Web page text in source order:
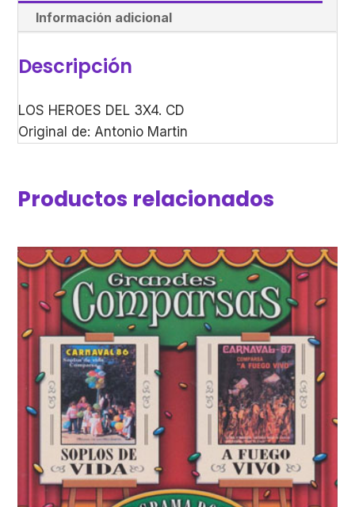
Información adicional
Descripción
LOS HEROES DEL 3X4. CD
Original de: Antonio Martin
Productos relacionados